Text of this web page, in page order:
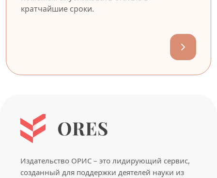
кратчайшие сроки.
Издательство ОРИС – это лидирующий сервис,
созданный для поддержки деятелей науки из